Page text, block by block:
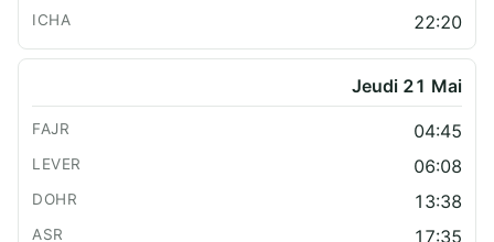
22:20
Jeudi 21 Mai
04:45
06:08
13:38
17:35